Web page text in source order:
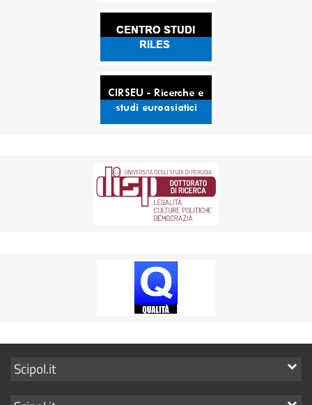
Mostra
Scipol.it